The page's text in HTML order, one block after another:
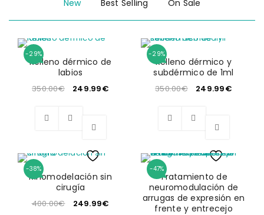
New Best Selling On Sale
-29%
Relleno dérmico de
labios
350.00€ 249.99€
Wishlist
-29%
Relleno dérmico y
subdérmico de 1ml
350.00€ 249.99€
Wishlist
-38%
Rinomodelación sin
cirugía
400.00€ 249.99€
-47%
Tratamiento de
neuromodulación de
arrugas de expresión en
frente y entrecejo